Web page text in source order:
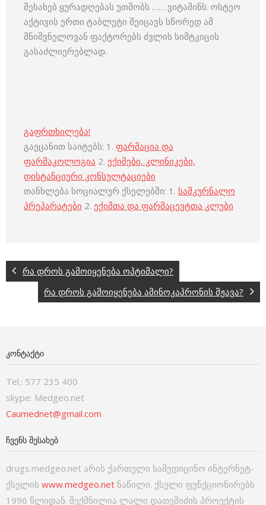
შესახებ ყურადღებას უთმობს …… ვიტამინს. ოსტეო
აქტივის ერთი ტაბლეტი შეიცავს სწორედ ამ
მნიშვნელოვან ფაქტორებს ძვლის სიმტკიცის
გასაძლიერებლად.
გაფრთხილება!
გაეცანით საიტებს: 1. ფარმაცია და
ფარმაკოლოგია 2. ექიმები, კლინიკები,
დისტანციური კონსულტაციები
თანხლება სოციალურ ქსელებში: 1. სამკურნალო
პრეპარატები 2. ექიმთა და ფარმაცევტთა კლუბი
რა დროს გამოიყენება ოპტიმალი?
რა დროს გამოიყენება ამინოკაპრონის მჟავა?
ᲙᲝᲜᲢᲐᲥᲢᲘ
Tel.: 577 235 400
skype: Medgeo.net
Caumednet@gmail.com
ᲩᲕᲔᲜᲡ ᲨᲔᲡᲐᲮᲔᲑ
drugs.medgeo.net არის ქართული სამედიცინო ინტერნეტ-
ქსელის www.medgeo.net ნაწილი. ქსელი ფუნქციონირებს
1996 წლიდან. შექმნილია ლალი დათეშიძის პროექტის